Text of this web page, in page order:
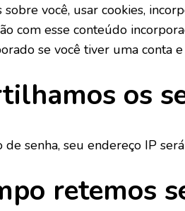
você, usar cookies,
com esse conteúdo
se você tiver uma conta
os
senha, seu endereço IP
retemos